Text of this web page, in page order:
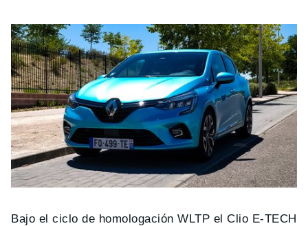
Bajo el ciclo de homologación WLTP el Clio E-TECH